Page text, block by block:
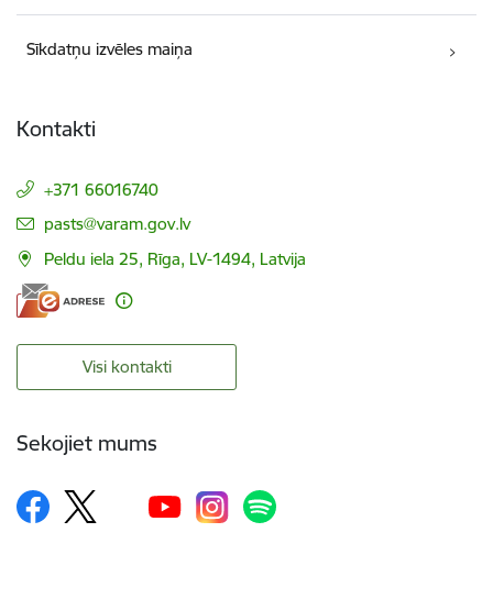
Sīkdatņu izvēles maiņa
Kontakti
+371 66016740
E-pasts:
pasts@varam.gov.lv
Peldu iela 25, Rīga, LV-1494, Latvija
Visi kontakti
Sekojiet mums